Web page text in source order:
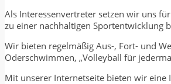
Als Interessenvertreter setzen wir uns
zu einer nachhaltigen Sportentwicklung
Wir bieten regelmäßig Aus-, Fort- und
Oderschwimmen, „Volleyball für
Mit unserer Internetseite bieten wir